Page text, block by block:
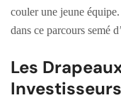
couler une jeune
dans ce parcours semé
Les
Investisseurs